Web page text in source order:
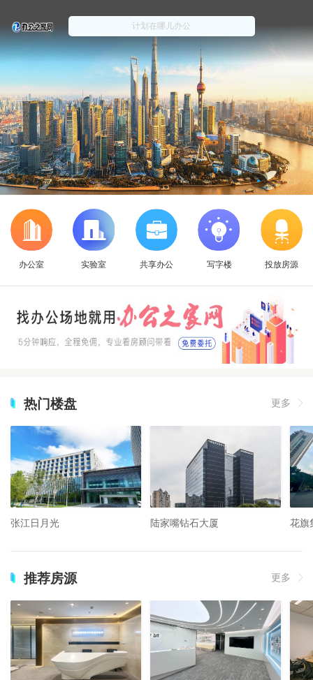
办公室 实验室 共享办公 写字楼 投放房源
热门楼盘 更多
张江日月光 陆家嘴钻石大厦 花旗
推荐房源 更多